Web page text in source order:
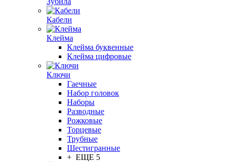
Кабели
Клейма
Клейма буквенные
Клейма цифровые
Ключи
Гаечные
Набор головок
Наборы
Разводные
Рожковые
Торцевые
Трубные
Шестигранные
+ ЕЩЕ 5